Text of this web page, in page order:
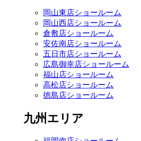
岡山東店ショールーム
岡山西店ショールーム
倉敷店ショールーム
安佐南店ショールーム
五日市店ショールーム
広島御幸店ショールーム
福山店ショールーム
高松店ショールーム
徳島店ショールーム
九州エリア